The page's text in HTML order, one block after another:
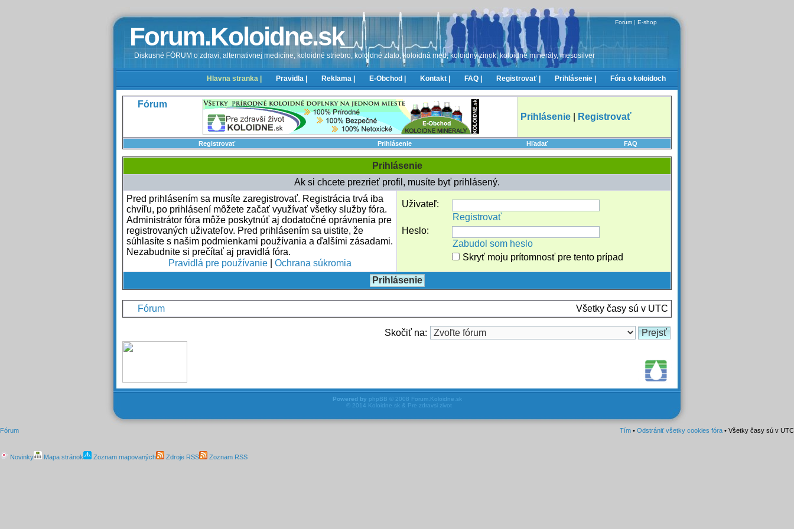
Forum.Koloidne.sk
Diskusné FÓRUM o zdravi, alternativnej medicíne, koloidné striebro, koloidné zlato, koloidná med, koloidný zinok, koloidné minerály, mesosilver
Forum | E-shop
Hlavna stranka | Pravidla | Reklama | E-Obchod | Kontakt | FAQ | Registrovať | Prihlásenie | Fóra o koloidoch
Fórum
Prihlásenie
Registrovať
Registrovať Prihlásenie Hľadať FAQ
Prihlásenie
Ak si chcete prezrieť profil, musíte byť prihlásený.
Pred prihlásením sa musíte zaregistrovať. Registrácia trvá iba
chvíľu, po prihlásení môžete začať využívať všetky služby fóra.
Administrátor fóra môže poskytnúť aj dodatočné oprávnenia pre
registrovaných uživateľov. Pred prihlásením sa uistite, že
súhlasíte s našim podmienkami používania a ďalšími zásadami.
Nezabudnite si prečítať aj pravidlá fóra.
Pravidlá pre používanie
Ochrana súkromia
Uživateľ:
Registrovať
Heslo:
Zabudol som heslo
Skryť moju prítomnosť pre tento prípad
Fórum Všetky časy sú v UTC
Skočiť na:
Powered by phpBB © 2008 Forum.Koloidne.sk
© 2014 Koloidne.sk & Pre zdravsi zivot
Fórum Tím • Odstrániť všetky cookies fóra • Všetky časy sú v UTC
Novinky Mapa stránok Zoznam mapovaných Zdroje RSS Zoznam RSS